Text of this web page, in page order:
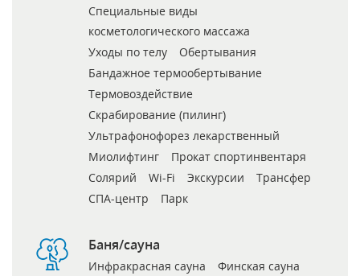
Специальные виды
косметологического массажа
Уходы по телу
Обертывания
Бандажное термообертывание
Термовоздействие
Скрабирование (пилинг)
Ультрафонофорез лекарственный
Миолифтинг
Прокат спортинвентаря
Солярий
Wi-Fi Экскурсии
Трансфер
СПА-центр
Парк
Баня/сауна
Инфракрасная сауна Финская сауна